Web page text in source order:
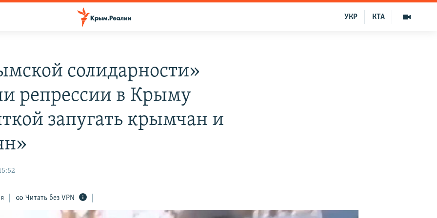
КТА
УКР
солидарности»
репрессии в Крыму
запугать крымчан и
Читать без VPN